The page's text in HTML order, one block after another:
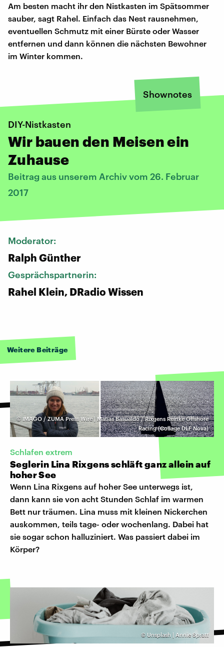
Am besten macht ihr den Nistkasten im Spätsommer
sauber, sagt Rahel. Einfach das Nest rausnehmen,
eventuellen Schmutz mit einer Bürste oder Wasser
entfernen und dann können die nächsten Bewohner
im Winter kommen.
Shownotes
DIY-Nistkasten
Wir bauen den Meisen ein
Zuhause
Beitrag aus unserem Archiv vom 26. Februar
2017
Moderator:
Ralph Günther
Gesprächspartnerin:
Rahel Klein, DRadio Wissen
Weitere Beiträge
©IMAGO / ZUMA Press Wire | Matias Basualdo / Rixgens Reinke Offshore
Racing (Collage DLF Nova)
Schlafen extrem
Seglerin Lina Rixgens schläft ganz allein auf
hoher See
Wenn Lina Rixgens auf hoher See unterwegs ist,
dann kann sie von acht Stunden Schlaf im warmen
Bett nur träumen. Lina muss mit kleinen Nickerchen
auskommen, teils tage- oder wochenlang. Dabei hat
sie sogar schon halluziniert. Was passiert dabei im
Körper?
© Unsplash | Annie Spratt